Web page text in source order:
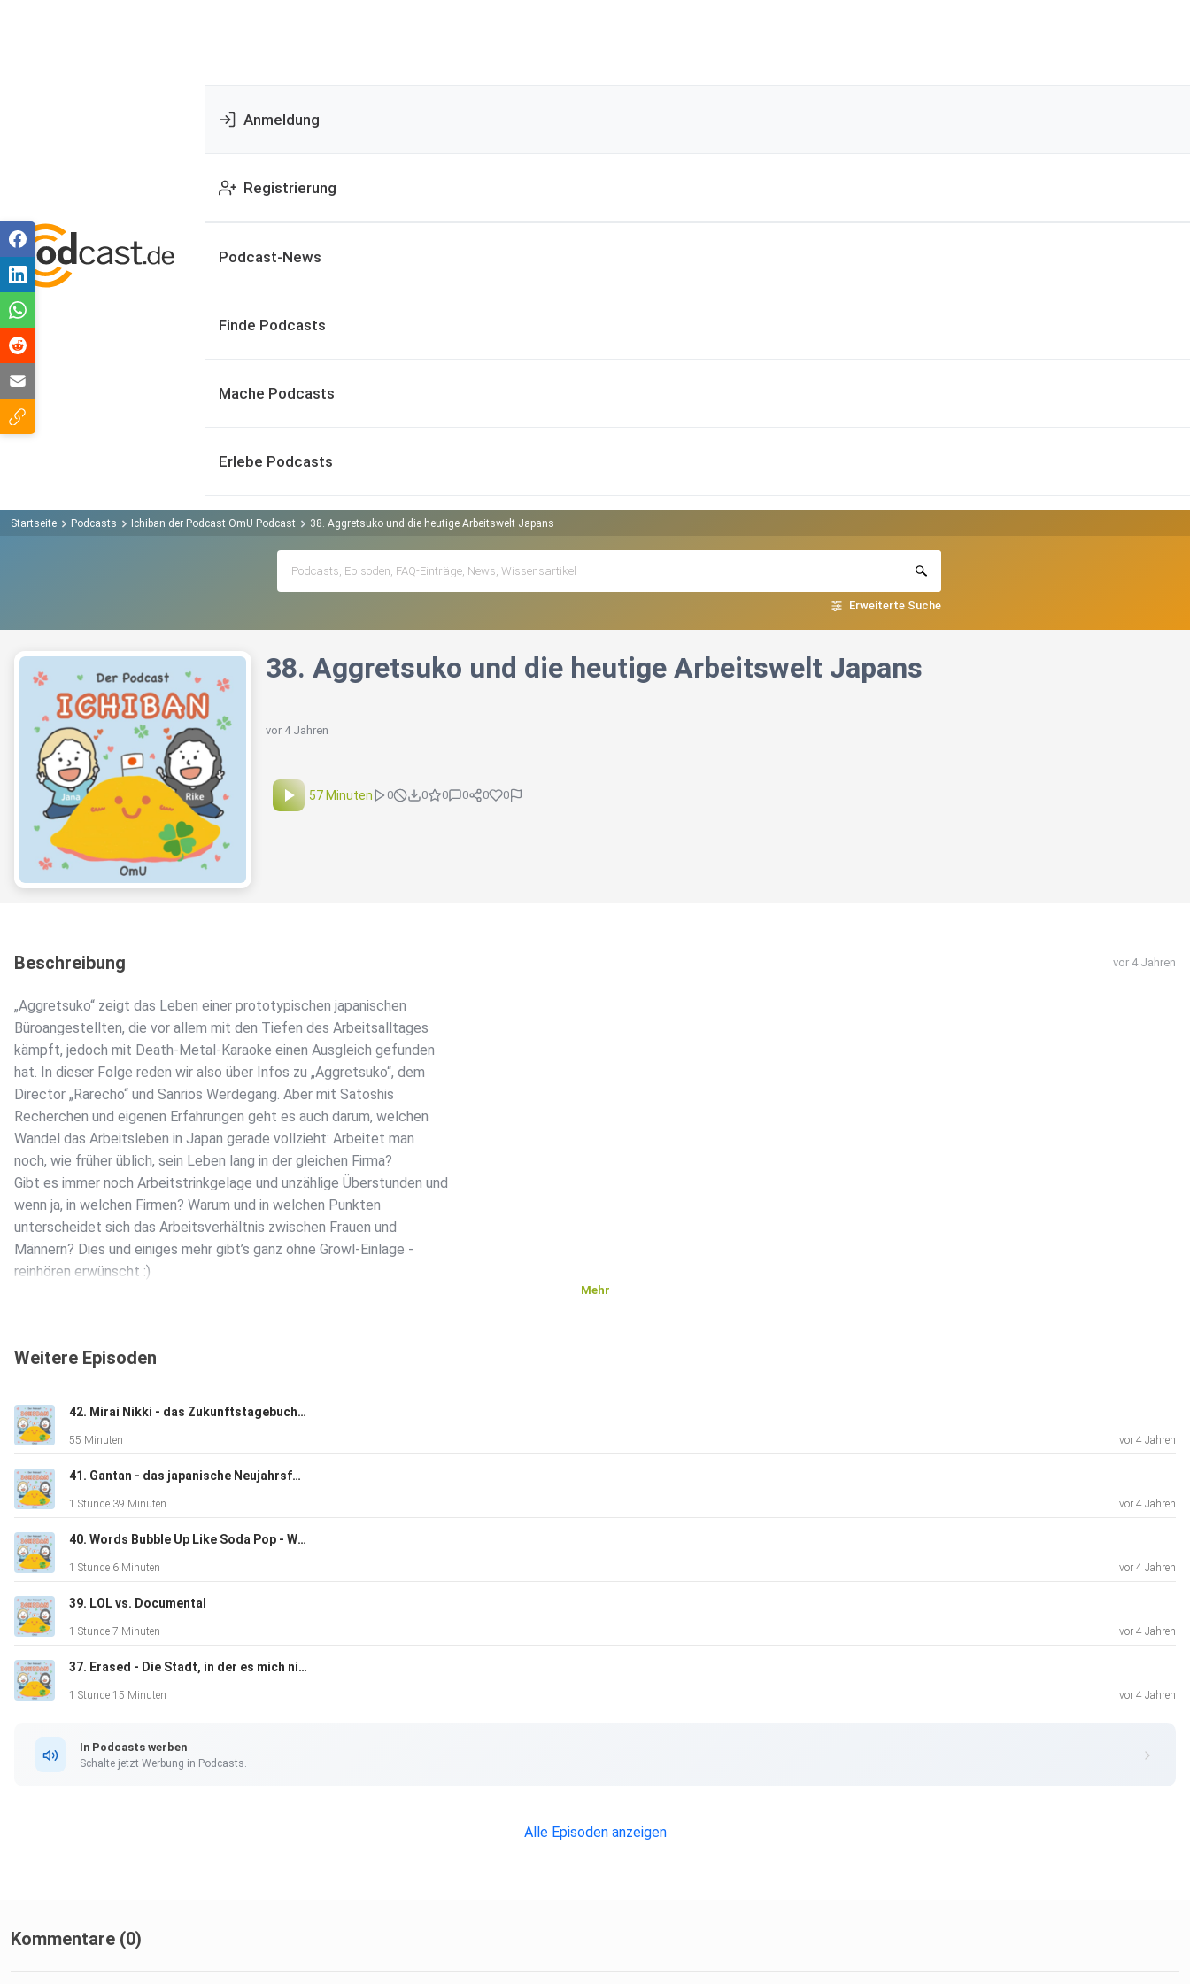
Anmeldung
Registrierung
Podcast-News
Finde Podcasts
Mache Podcasts
Erlebe Podcasts
Startseite Podcasts Ichiban der Podcast OmU Podcast 38. Aggretsuko und die heutige Arbeitswelt Japans
Erweiterte Suche
38. Aggretsuko und die heutige Arbeitswelt Japans
vor 4 Jahren
57 Minuten 0 0 0 0 0 0
Beschreibung vor 4 Jahren
„Aggretsuko“ zeigt das Leben einer prototypischen japanischen
Büroangestellten, die vor allem mit den Tiefen des Arbeitsalltages
kämpft, jedoch mit Death-Metal-Karaoke einen Ausgleich gefunden
hat. In dieser Folge reden wir also über Infos zu „Aggretsuko“, dem
Director „Rarecho“ und Sanrios Werdegang. Aber mit Satoshis
Recherchen und eigenen Erfahrungen geht es auch darum, welchen
Wandel das Arbeitsleben in Japan gerade vollzieht: Arbeitet man
noch, wie früher üblich, sein Leben lang in der gleichen Firma?
Gibt es immer noch Arbeitstrinkgelage und unzählige Überstunden und
wenn ja, in welchen Firmen? Warum und in welchen Punkten
unterscheidet sich das Arbeitsverhältnis zwischen Frauen und
Männern? Dies und einiges mehr gibt’s ganz ohne Growl-Einlage -
reinhören erwünscht :)
Mehr
Weitere Episoden
42. Mirai Nikki - das Zukunftstagebuch und die Sprache der Liebd
55 Minuten vor 4 Jahren
41. Gantan - das japanische Neujahrsfest
1 Stunde 39 Minuten vor 4 Jahren
40. Words Bubble Up Like Soda Pop - Wissenswertes über Haikus
1 Stunde 6 Minuten vor 4 Jahren
39. LOL vs. Documental
1 Stunde 7 Minuten vor 4 Jahren
37. Erased - Die Stadt, in der es mich nicht gab
1 Stunde 15 Minuten vor 4 Jahren
In Podcasts werben
Schalte jetzt Werbung in Podcasts.
Alle Episoden anzeigen
Kommentare (0)